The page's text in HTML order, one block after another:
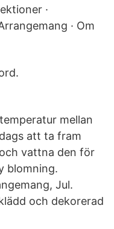
·
· Om
mellan
att ta fram
vattna den för
blomning.
Jul.
och dekorerad